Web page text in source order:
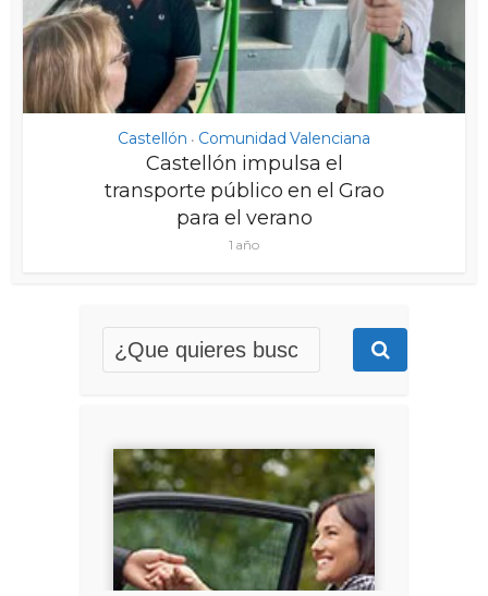
Castellón • Comunidad Valenciana
Castellón impulsa el
transporte público en el Grao
para el verano
1 año